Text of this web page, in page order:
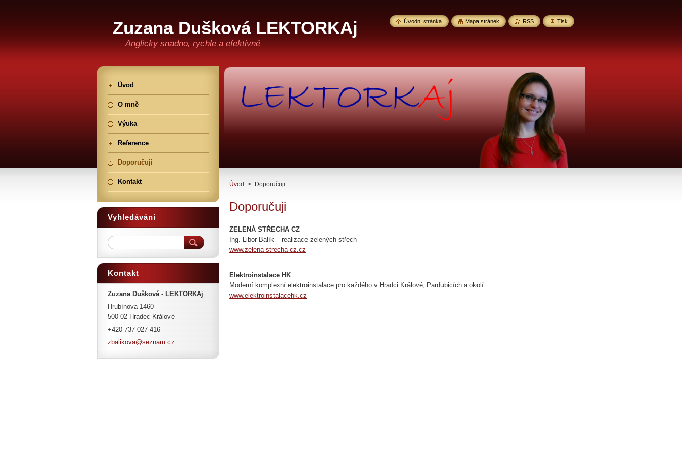
Zuzana Dušková LEKTORKAj
Anglicky snadno, rychle a efektivně
Úvod > Doporučuji
Doporučuji
ZELENÁ STŘECHA CZ
Ing. Libor Balík – realizace zelených střech
www.zelena-strecha-cz.cz
Elektroinstalace HK
Moderní komplexní elektroinstalace pro každého v Hradci Králové, Pardubicích a okolí.
www.elektroinstalacehk.cz
Úvod
O mně
Výuka
Reference
Doporučuji
Kontakt
Vyhledávání
Kontakt
Zuzana Dušková - LEKTORKAj
Hrubínova 1460
500 02 Hradec Králové
+420 737 027 416
zbalikova@seznam.cz
Úvodní stránka Mapa stránek RSS Tisk